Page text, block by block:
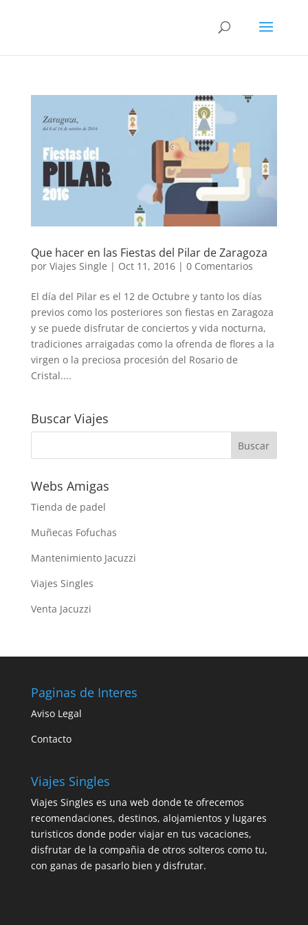
Que hacer en las Fiestas del Pilar de Zaragoza
por Viajes Single | Oct 11, 2016| 0 Comentarios
El día del Pilar es el 12 de Octubre y tanto los días
previos como los posteriores son fiestas en Zaragoza
y se puede disfrutar de conciertos y vida nocturna,
tradiciones arraigadas como la ofrenda de flores a la
virgen o la preciosa procesión del Rosario de
Cristal....
Buscar Viajes
Webs Amigas
Tienda de padel
Muñecas Fofuchas
Mantenimiento Jacuzzi
Viajes Singles
Venta Jacuzzi
Paginas de Interes
Aviso Legal
Contacto
Viajes Singles
Viajes Singles es una web donde te ofrecemos
recomendaciones, destinos, alojamientos y lugares
turisticos donde poder viajar en tus vacaciones,
disfrutar de la compañia de otros solteros como tu,
con ganas de pasarlo bien y disfrutar.